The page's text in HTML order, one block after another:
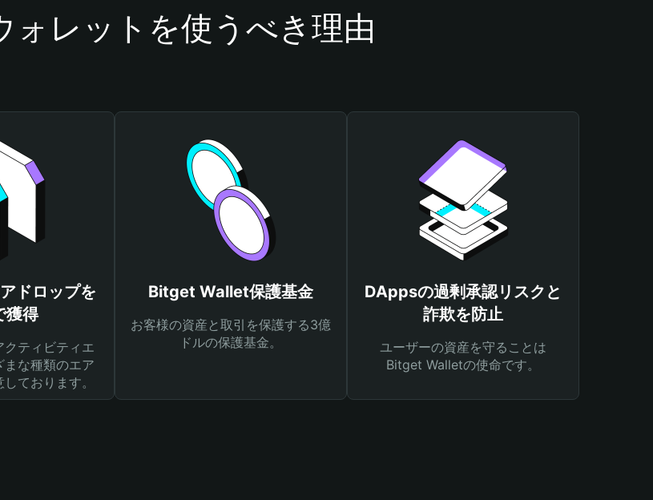
ォレットを使うべき理由
ドロップを
獲得
ティビティエ
まな種類のエア
ております。
Bitget Wallet保護基金
お客様の資産と取引を保護する3億
ドルの保護基金。
DAppsの過剰承認リスクと
詐欺を防止
ユーザーの資産を守ることは
Bitget Walletの使命です。